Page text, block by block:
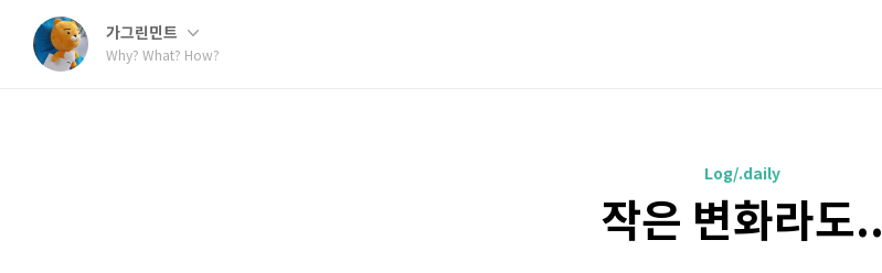
가그린민트
Why? What? How?
Log/.daily
작은 변화라도..